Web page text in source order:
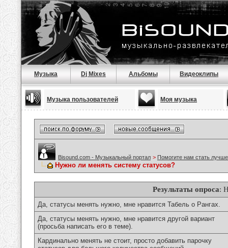
Музыка Dj Mixes Альбомы Видеоклипы
Музыка пользователей Моя музыка
Bisound.com - Музыкальный портал > Помогите нам стать
Нужно ли менять систему статусов?
Результаты опроса:
Да, статусы менять нужно, мне нравится Табель о Рангах.
Да, статусы менять нужно, мне нравится другой вариант
(просьба написать его в теме).
Кардинально менять не стоит, просто добавить парочку